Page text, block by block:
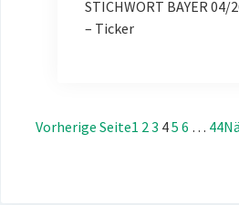
STICHWORT BAYER 04/
– Ticker
Vorherige Seite1 23 45 6 … 44